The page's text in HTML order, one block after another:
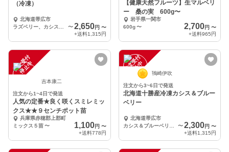
（冷凍）
北海道帯広市
〜 2,650円 〜
+送料1,315円
【健康天然フルーツ】生マルベリ
ー 桑の実 600g〜
岩手県一関市
600g 〜 2,700円 〜
+送料965円
注
文
受
付
停
止
中
吉本康二
注文から1~4日で発送
人気の定番★良く咲くスミレミッ
クス★★９センチポット苗
兵庫県赤穂郡上郡町
ミックス５苗〜 1,100円 〜
+送料778円
注
文
受
付
停
止
中 鴇崎伊吹
注文から3~6日で発送
北海道十勝産冷凍カシス＆ブルー
ベリー
北海道帯広市
〜2,300円 〜
+送料1,315円